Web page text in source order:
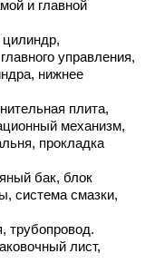
и главной
управления,
нижнее
плита,
механизм,
прокладка
бак, блок
система смазки,
трубопровод.
лист,